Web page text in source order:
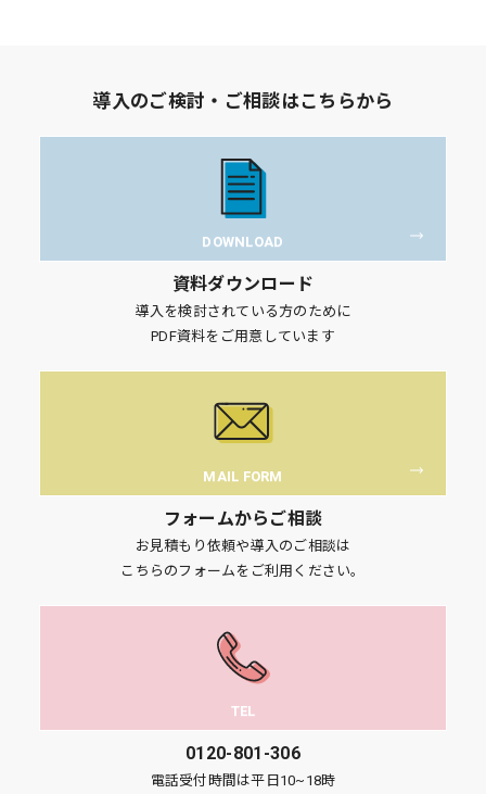
導入のご検討・ご相談はこちらから
DOWNLOAD
資料ダウンロード
導入を検討されている方のために
PDF資料をご用意しています
MAIL FORM
フォームからご相談
お見積もり依頼や導入のご相談は
こちらのフォームをご利用ください。
TEL
0120-801-306
電話受付時間は平日10~18時